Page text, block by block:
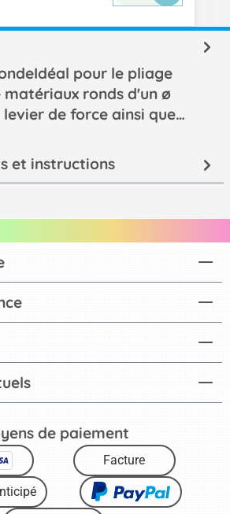
pour le pliage
matériaux ronds d'un ø
de force ainsi que…
et instructions
de paiement
Facture